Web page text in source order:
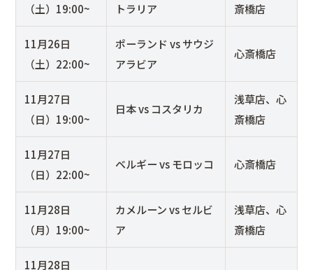
（土）19:00~
トラリア
斎橋店
11月26日
（土）22:00~
ポーランド vs サウジ
アラビア
心斎橋店
11月27日
（日）19:00~
日本 vs コスタリカ
浅草店、心
斎橋店
11月27日
（日）22:00~
ベルギー vs モロッコ 心斎橋店
11月28日
（月）19:00~
カメルーン vs セルビ
ア
浅草店、心
斎橋店
11月28日